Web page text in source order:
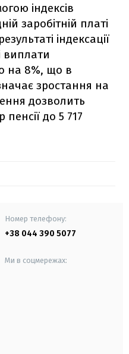
індексів
заробітній платі
індексації
виплати
на 8%, що в
зростання на
дозволить
пенсії до 5 717
Номер телефону:
+38 044 390 5077
Ми в соцмережах: